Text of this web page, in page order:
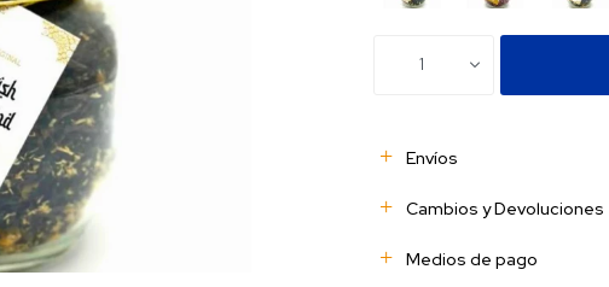
1
Envíos
Cambios y Devoluciones
Medios de pago